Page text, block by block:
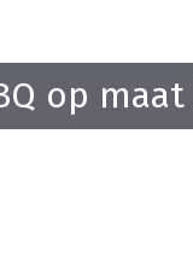
op